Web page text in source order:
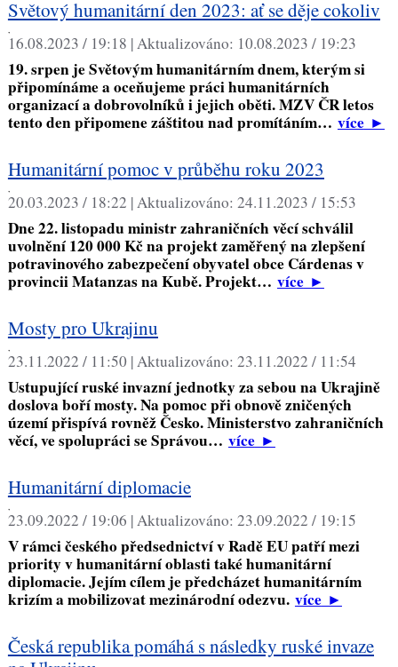
Světový humanitární den 2023: ať se děje cokoliv
,
16.08.2023 / 19:18 |Aktualizováno: 10.08.2023 / 19:23
19. srpen je Světovým humanitárním dnem, kterým si
připomínáme a oceňujeme práci humanitárních
organizací a dobrovolníků i jejich oběti. MZV ČR letos
tento den připomene záštitou nad promítáním… více►
Humanitární pomoc v průběhu roku 2023
,
20.03.2023 / 18:22 |Aktualizováno: 24.11.2023 / 15:53
Dne 22. listopadu ministr zahraničních věcí schválil
uvolnění 120 000 Kč na projekt zaměřený na zlepšení
potravinového zabezpečení obyvatel obce Cárdenas v
provincii Matanzas na Kubě. Projekt… více►
Mosty pro Ukrajinu
,
23.11.2022 / 11:50 |Aktualizováno: 23.11.2022 / 11:54
Ustupující ruské invazní jednotky za sebou na Ukrajině
doslova boří mosty. Na pomoc při obnově zničených
území přispívá rovněž Česko. Ministerstvo zahraničních
věcí, ve spolupráci se Správou… více►
Humanitární diplomacie
,
23.09.2022 / 19:06 |Aktualizováno: 23.09.2022 / 19:15
V rámci českého předsednictví v Radě EU patří mezi
priority v humanitární oblasti také humanitární
diplomacie. Jejím cílem je předcházet humanitárním
krizím a mobilizovat mezinárodní odezvu. více►
Česká republika pomáhá s následky ruské invaze